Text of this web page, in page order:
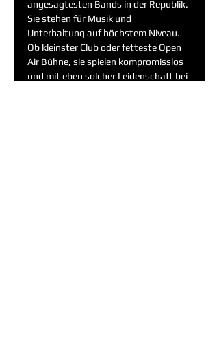
angesagtesten Bands in der Republik.
Sie stehen für Musik und
Unterhaltung auf höchstem Niveau.
Ob kleinster Club oder fetteste Open
Air Bühne, sie spielen kompromisslos
und mit eben solcher Leidenschaft bei